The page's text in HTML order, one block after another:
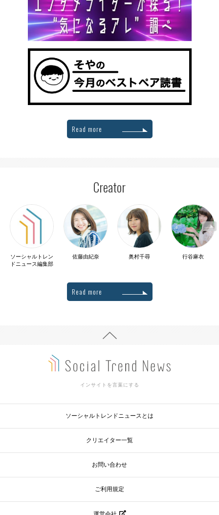
Read more
Creator
ソーシャルトレン
ドニュース編集部
佐藤由紀奈 奥村千尋 行谷麻衣
Read more
インサイトを言葉にする
ソーシャルトレンドニュースとは
クリエイター一覧
お問い合わせ
ご利用規定